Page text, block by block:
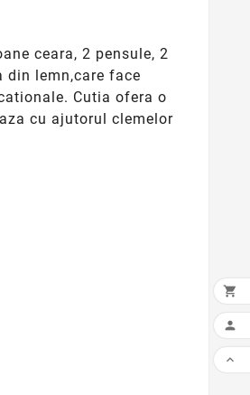
ceara, 2 pensule, 2
din lemn,care face
Cutia ofera o
cu ajutorul clemelor


